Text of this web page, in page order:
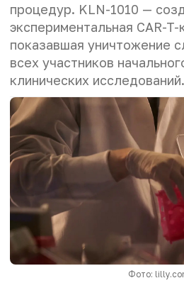
процедур. KLN-1010 —
экспериментальная CAR-
показавшая уничтожение
всех участников
клинических исследований.
Фото: